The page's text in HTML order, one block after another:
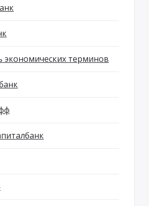
экономических терминов